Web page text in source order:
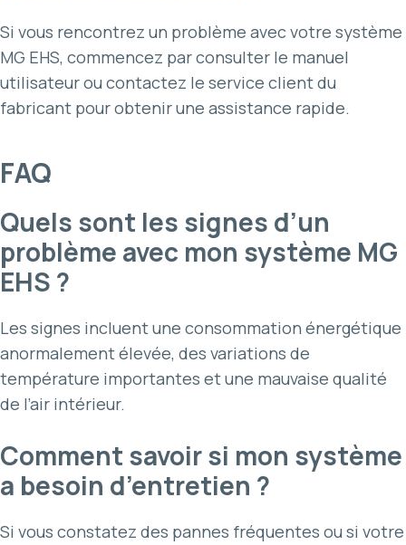
Si vous rencontrez un problème avec votre système
MG EHS, commencez par consulter le manuel
utilisateur ou contactez le service client du
fabricant pour obtenir une assistance rapide.
FAQ
Quels sont les signes d’un
problème avec mon système MG
EHS ?
Les signes incluent une consommation énergétique
anormalement élevée, des variations de
température importantes et une mauvaise qualité
de l’air intérieur.
Comment savoir si mon système
a besoin d’entretien ?
Si vous constatez des pannes fréquentes ou si votre